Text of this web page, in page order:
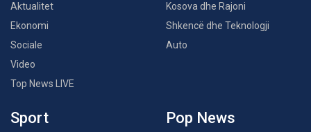
Aktualitet
Ekonomi
Sociale
Video
Top News LIVE
Kosova dhe Rajoni
Shkencë dhe Teknologji
Auto
Sport Pop News